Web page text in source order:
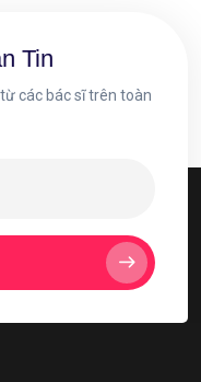
Tin
các bác sĩ trên toàn